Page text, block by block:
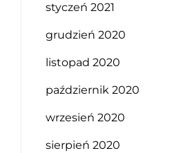
styczeń 2021
grudzień 2020
listopad 2020
październik 2020
wrzesień 2020
sierpień 2020